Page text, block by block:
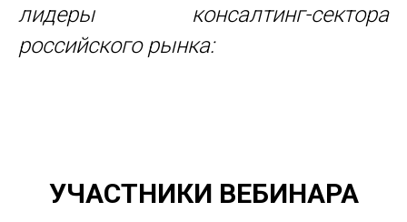
лидеры консалтинг-сектора
российского рынка:
УЧАСТНИКИ ВЕБИНАРА